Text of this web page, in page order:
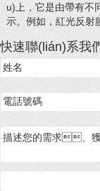
u)上，它是由帶有不
示。例如，紅光反射
快速聯(lián)系我